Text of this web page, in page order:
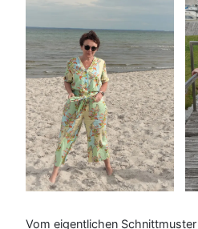
Vom eigentlichen